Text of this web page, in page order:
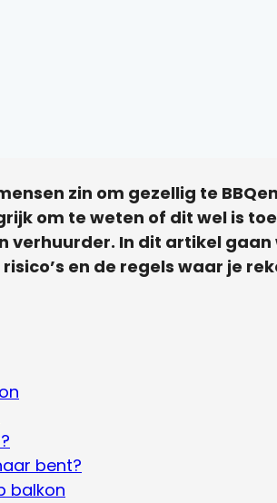
zin om gezellig te
om te weten of dit wel is
verhuurder. In dit artikel gaan
en de regels waar je
bent?
balkon